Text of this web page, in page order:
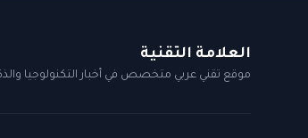
العلامة التقنية
موقع تقني عربي متخصص في أخبار التكنولوجيا